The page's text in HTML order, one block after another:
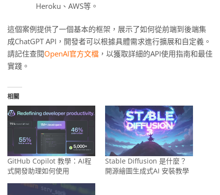
Heroku、AWS等。
這個案例提供了一個基本的框架，展示了如何從前端到後端集
成ChatGPT API，開發者可以根據具體需求進行擴展和自定義。
請記住查閱OpenAI官方文檔 ，以獲取詳細的API使用指南和最佳
實踐。
相關
GitHub Copilot 教學：AI程
式開發助理如何使用
Stable Diffusion 是什麼？
開源繪圖生成式AI 安裝教學